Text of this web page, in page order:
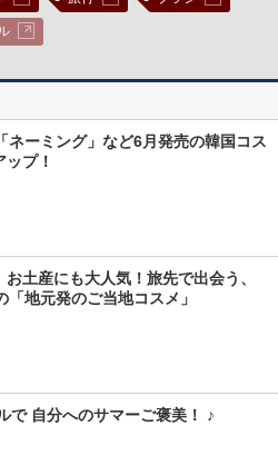
ネーミング」など6月発売の韓国コス
ップ！
お土産にも大人気！旅先で出会う、
「地元発のご当地コスメ」
で 自分へのサマーご褒美！ ♪